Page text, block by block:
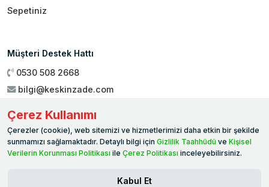
Sepetiniz
Müşteri Destek Hattı
0530 508 2668
bilgi@keskinzade.com
Genel Merkez: Yükseliş Mah. 1461. Sokak No:2/1 19 Mayıs
Ballıca / SAMSUN
Çerez Kullanımı
Çerezler (cookie), web sitemizi ve hizmetlerimizi daha etkin bir şekilde
sunmamızı sağlamaktadır. Detaylı bilgi için Gizlilik Taahhüdü ve Kişisel
Verilerin Korunması Politikası ile Çerez Politikası inceleyebilirsiniz.
Kabul Et